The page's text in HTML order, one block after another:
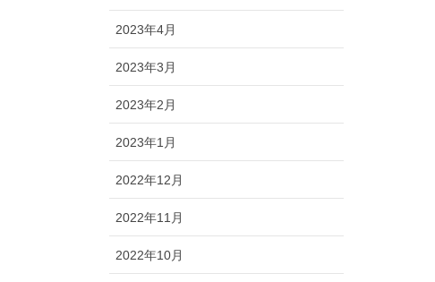
2023年4月
2023年3月
2023年2月
2023年1月
2022年12月
2022年11月
2022年10月